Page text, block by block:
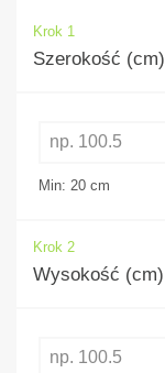
Krok 1
Szerokość (cm)
Min: 20 cm
Krok 2
Wysokość (cm)